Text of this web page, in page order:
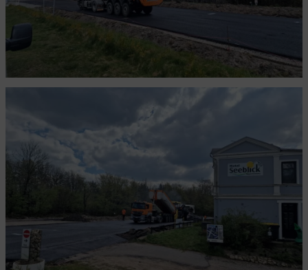
Der Treppenabgang
31 Jahre belüftete Geschichte
Die "neue" Terrasse wird nun vollendet
Schmale Menschen bitte in Zimmer 18!
Wer möchte gerne im Wald übernachten?
Und so zerbröselt der Abfluss nun mal...
Terrassenplanung 2.0
In Deutschland ist es gesetzlich vorgeschrieben,...
Die Tür des Grauens darf geöffnet werden